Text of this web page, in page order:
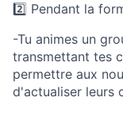
2️⃣ Pendant la
-Tu animes un
transmettant tes
permettre aux
d'actualiser leurs